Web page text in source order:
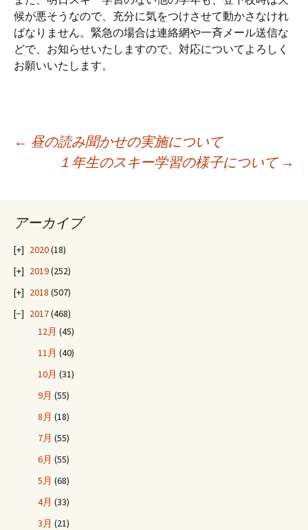
候が悪そうなので、充分に気をつけさせて動かさなけれ
ばなりません。緊急の場合は連絡網や一斉メール送信な
どで、お知らせいたしますので、対応についてよろしく
お願いいたします。
投
ナ
ビ
ゲ
← 昼の読み聞かせの実施について
１年生のスキー学習の様子について →
アーカイブ
2020(18)
2019(252)
2018 (507)
2017(468)
12月 (45)
11月 (40)
10月 (31)
9月 (55)
8月 (18)
7月 (55)
6月 (55)
5月 (68)
4月 (33)
3月 (21)